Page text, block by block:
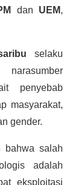
dan UEM,
selaku
penyebab
masyarakat,
gender.
bahwa salah
adalah
eksploitasi